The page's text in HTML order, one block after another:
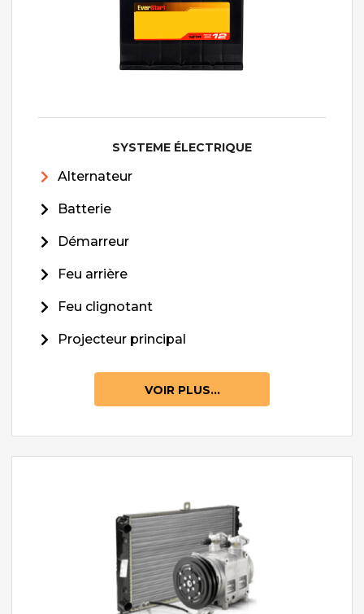
SYSTEME ÉLECTRIQUE
Alternateur
Batterie
Démarreur
Feu arrière
Feu clignotant
Projecteur principal
VOIR PLUS...